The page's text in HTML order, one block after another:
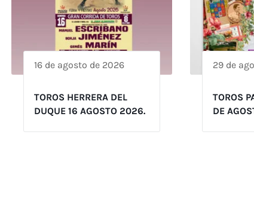
16 de agosto de 2026
TOROS HERRERA DEL
DUQUE 16 AGOSTO 2026.
29 de
TOROS
DE